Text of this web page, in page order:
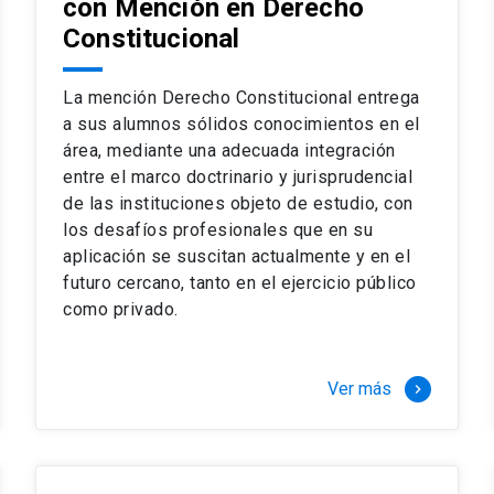
del programa hasta 8 semestres. Los alumnos que
principalmente a extranjeros, que permite concentrar
expectativas profesionales, eligiendo entre una variedad de
de graduación de diciembre a marzo.
complejo y sofisticado ejercicio profesional. La
de nuestros alumnos, tanto nacionales como
especialmente orientado a las necesidades de la
lectivos, seminarios de casos y actualización de
en los problemas legales más complejos.
perfeccionamiento en los conocimientos del área, tanto
compleja de los problemas que enfrenta nuestra
académico como en lo profesional, haciéndote
con Mención en Derecho
Constitucional
La mención Derecho Constitucional entrega
a sus alumnos sólidos conocimientos en el
área, mediante una adecuada integración
entre el marco doctrinario y jurisprudencial
de las instituciones objeto de estudio, con
los desafíos profesionales que en su
aplicación se suscitan actualmente y en el
futuro cercano, tanto en el ejercicio público
como privado.
Ver más keyboard_arrow_right